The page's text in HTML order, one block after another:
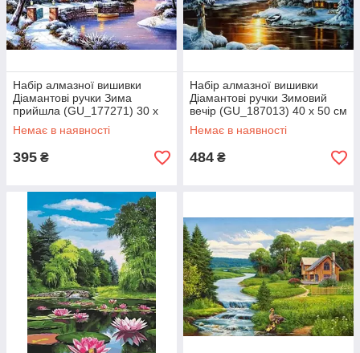
Набір алмазної вишивки
Діамантові ручки Зима
прийшла (GU_177271) 30 х
40 см (На підрамнику)
Немає в наявності
395 ₴
Набір алмазної вишивки
Діамантові ручки Зимовий
вечір (GU_187013) 40 х 50 см
(На підрамнику)
Немає в наявності
484 ₴